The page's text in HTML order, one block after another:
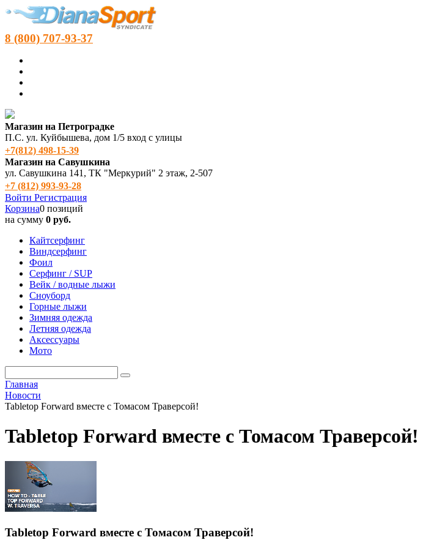
8 (800) 707-93-37
Магазин на Петроградке
П.С. ул. Куйбышева, дом 1/5 вход с улицы
+7(812) 498‑15-39
Магазин на Савушкина
ул. Савушкина 141, ТК "Меркурий" 2 этаж, 2-507
+7 (812) 993-93-28
Войти Регистрация
Корзина0 позиций
на сумму 0 руб.
Кайтсерфинг
Виндсерфинг
Фоил
Серфинг / SUP
Вейк / водные лыжи
Сноуборд
Горные лыжи
Зимняя одежда
Летняя одежда
Аксессуары
Мото
Главная
Новости
Tabletop Forward вместе с Томасом Траверсой!
Tabletop Forward вместе с Томасом Траверсой!
Tabletop Forward вместе с Томасом Траверсой!